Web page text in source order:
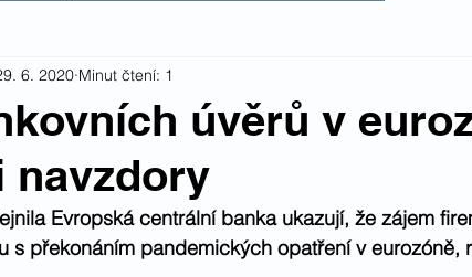
úvěrů v
navzdory
6. 2020 Minut čtení: 1
Evropská centrální banka ukazují, že zájem
s překonáním pandemických opatření v eurozóně,